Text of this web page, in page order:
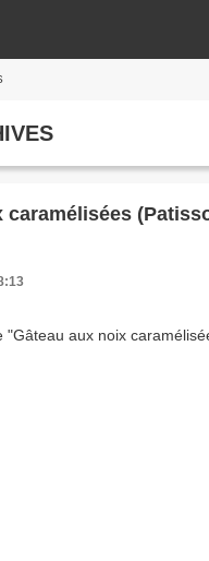
caramélisées